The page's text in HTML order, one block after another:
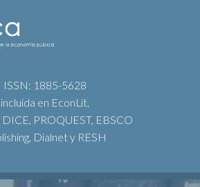
ISSN: 1885-5628
incluida en EconLit,
DICE, PROQUEST, EBSCO
Dialnet y RESH